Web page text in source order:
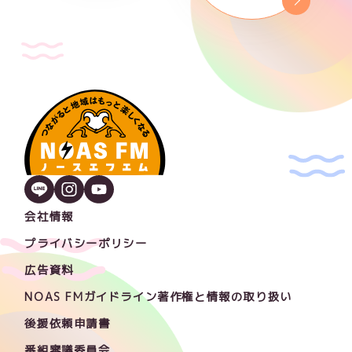
会社情報
プライバシーポリシー
広告資料
NOAS FMガイドライン著作権と情報の取り扱い
後援依頼申請書